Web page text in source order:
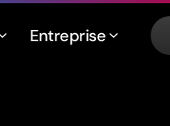
Entreprise